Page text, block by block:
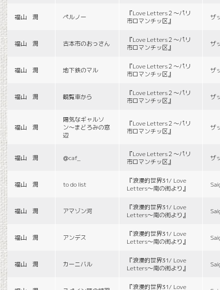
福山 潤 ペルノー
『Love Letters２〜パリ
市ロマンチッ区』
ザ
福山 潤 古本市のおっさん
『Love Letters２〜パリ
市ロマンチッ区』
ザ
福山 潤 地下鉄のマル
『Love Letters２〜パリ
市ロマンチッ区』
ザ
福山 潤 観覧車から
『Love Letters２〜パリ
市ロマンチッ区』
ザ
福山 潤
陽気なギャルソ
ン〜まどろみの窓
辺
『Love Letters２〜パリ
市ロマンチッ区』
ザ
福山 潤 ＠caf_
『Love Letters２〜パリ
市ロマンチッ区』
ザ
福山 潤 to do list
『浪漫的世界31/ Love
Letters〜南の街より』
福山 潤 アマゾン河
『浪漫的世界31/ Love
Letters〜南の街より』
福山 潤 アンデス
『浪漫的世界31/ Love
Letters〜南の街より』
福山 潤 カーニバル
『浪漫的世界31/ Love
Letters〜南の街より』
『浪漫的世界31/ Love